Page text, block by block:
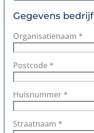
Gegevens bedrijf
Organisatienaam *
Postcode *
Huisnummer *
Straatnaam *